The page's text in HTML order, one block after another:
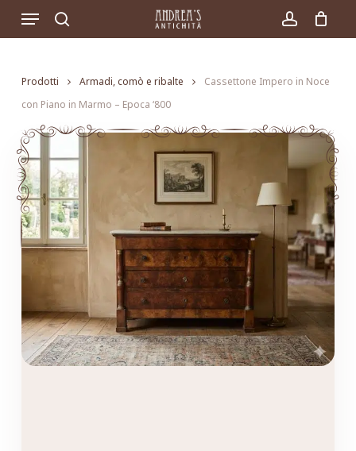
search account
Menu
Prodotti Armadi, comò e ribalte
Cassettone Impero in Noce
con Piano in Marmo – Epoca ‘800